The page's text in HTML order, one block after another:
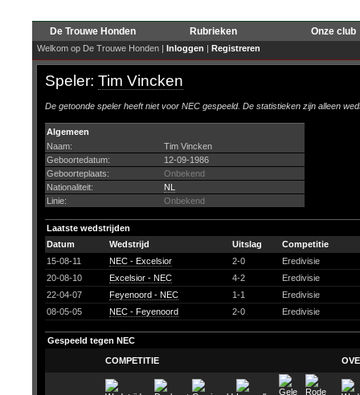
De Trouwe Honden Rubrieken Onze club
Welkom op De Trouwe Honden | Inloggen | Registreren
Speler: Tim Vincken
De getoonde speler heeft niet voor NEC gespeeld. De statistieken zijn alleen
Algemeen
Naam:
Tim Vincken
Geboortedatum:
12-09-1986
Geboorteplaats:
Onbekend
Nationaliteit:
NL
Linie:
Onbekend
Laatste wedstrijden
Datum
Wedstrijd Uitslag
Competitie
15-08-11
NEC - Excelsior 2-0
Eredivisie
20-08-10
Excelsior - NEC 4-2
Eredivisie
22-04-07
Feyenoord - NEC 1-1
Eredivisie
08-05-05
NEC - Feyenoord 2-0 Eredivisie
Gespeeld tegen NEC
COMPETITIE